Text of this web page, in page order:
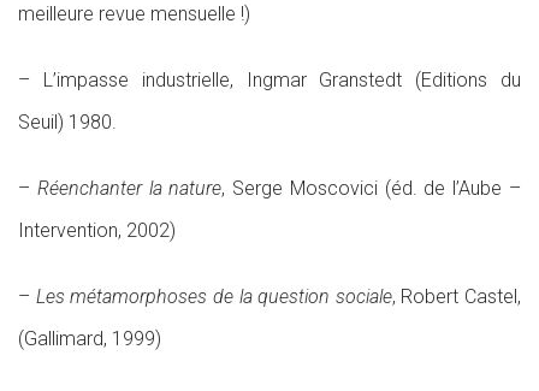
meilleure revue mensuelle !)
– L’impasse industrielle, Ingmar Granstedt (Editions du
Seuil) 1980.
– Réenchanter la nature, Serge Moscovici (éd. de l’Aube –
Intervention, 2002)
– Les métamorphoses de la question sociale, Robert Castel,
(Gallimard, 1999)